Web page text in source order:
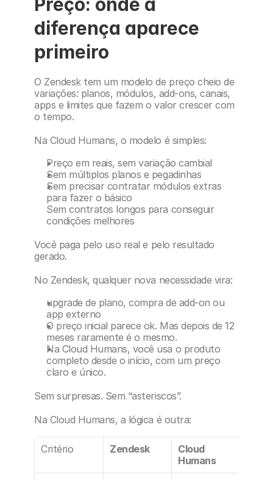
diferença aparece
primeiro
O Zendesk tem um modelo de preço cheio de
variações: planos, módulos, add-ons, canais,
apps e limites que fazem o valor crescer com
o tempo.
Na Cloud Humans, o modelo é simples:
Preço em reais, sem variação cambial
Sem múltiplos planos e pegadinhas
Sem precisar contratar módulos extras
para fazer o básico
Sem contratos longos para conseguir
condições melhores
Você paga pelo uso real e pelo resultado
gerado.
No Zendesk, qualquer nova necessidade vira:
upgrade de plano, compra de add-on ou
app externo
O preço inicial parece ok. Mas depois de 12
meses raramente é o mesmo.
Na Cloud Humans, você usa o produto
completo desde o início, com um preço
claro e único.
Sem surpresas. Sem “asteriscos”.
Na Cloud Humans, a lógica é outra:
Critério Zendesk
Cloud
Humans